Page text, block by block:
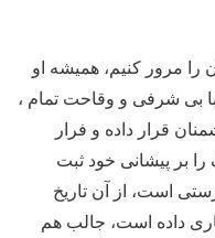
را مرور کنیم، همیشه او
با بی شرفی و وقاحت تمام ،
قرار داده و فرار
بر پیشانی خود ثبت
است، از آن تاریخ
داده است، جالب هم